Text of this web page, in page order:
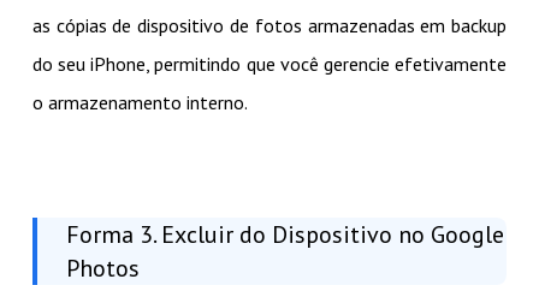
as cópias de dispositivo de fotos armazenadas em backup
do seu iPhone, permitindo que você gerencie efetivamente
o armazenamento interno.
Forma 3. Excluir do Dispositivo no Google
Photos